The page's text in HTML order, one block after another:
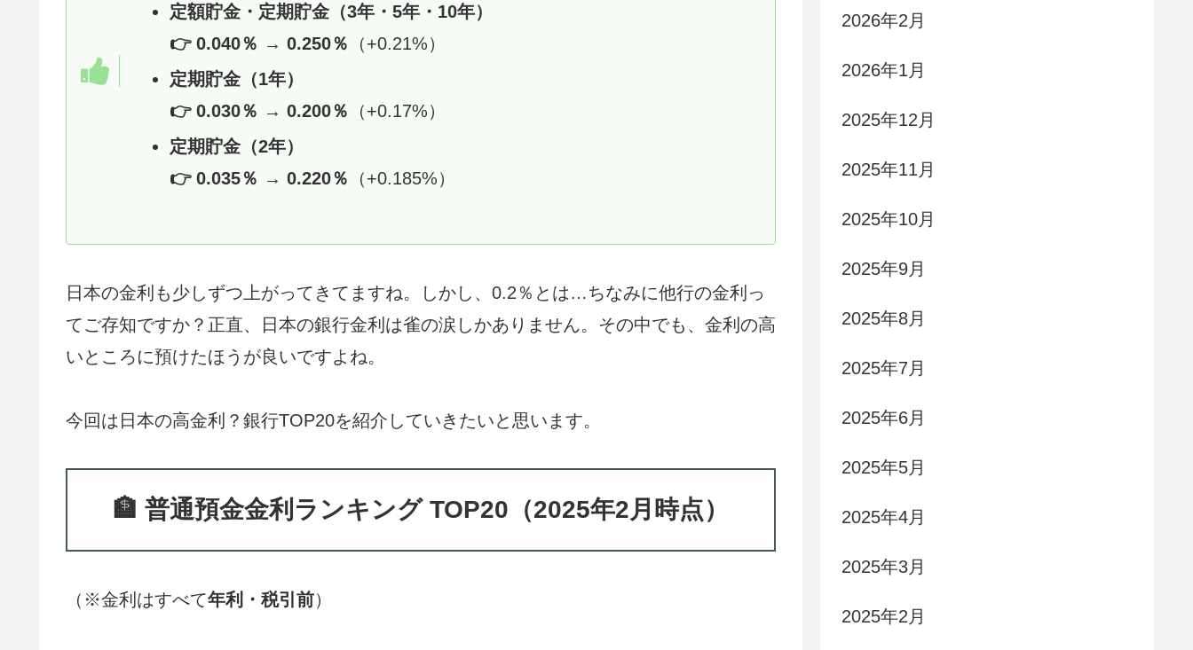
定額貯金・定期貯金（3年・5年・10年）
👉 0.040％ → 0.250％ （+0.21%）
定期貯金（1年）
👉 0.030％ → 0.200％ （+0.17%）
定期貯金（2年）
👉 0.035％ → 0.220％ （+0.185%）
日本の金利も少しずつ上がってきてますね。しかし、0.2％とは…ちなみに他行の金利っ
てご存知ですか？正直、日本の銀行金利は雀の涙しかありません。その中でも、金利の高
いところに預けたほうが良いですよね。
今回は日本の高金利？銀行TOP20を紹介していきたいと思います。
🏦 普通預金金利ランキング TOP20（2025年2月時点）
（※金利はすべて年利・税引前）
2026年2月
2026年1月
2025年12月
2025年11月
2025年10月
2025年9月
2025年8月
2025年7月
2025年6月
2025年5月
2025年4月
2025年3月
2025年2月